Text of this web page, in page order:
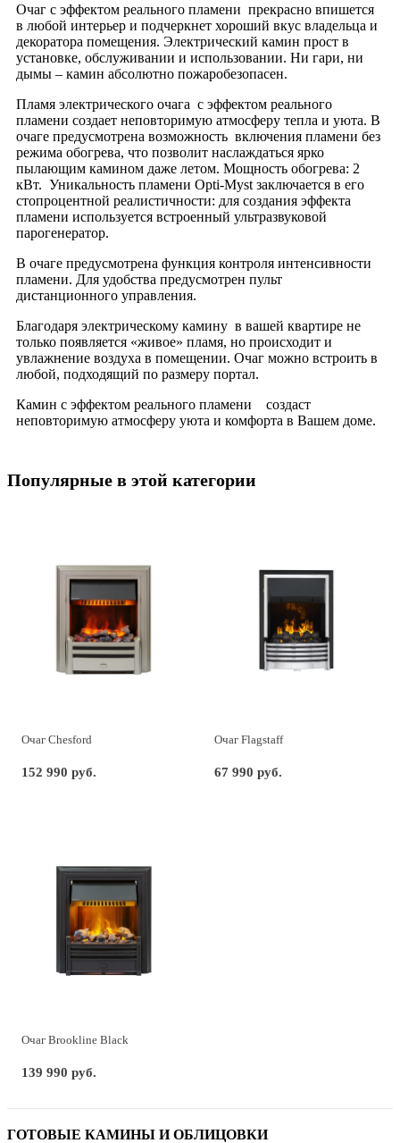
Очаг с эффектом реального пламени прекрасно впишется
в любой интерьер и подчеркнет хороший вкус владельца и
декоратора помещения. Электрический камин прост в
установке, обслуживании и использовании. Ни гари, ни
дымы – камин абсолютно пожаробезопасен.
Пламя электрического очага с эффектом реального
пламени создает неповторимую атмосферу тепла и уюта. В
очаге предусмотрена возможность включения пламени без
режима обогрева, что позволит наслаждаться ярко
пылающим камином даже летом. Мощность обогрева: 2
кВт. Уникальность пламени Opti-Myst заключается в его
стопроцентной реалистичности: для создания эффекта
пламени используется встроенный ультразвуковой
парогенератор.
В очаге предусмотрена функция контроля интенсивности
пламени. Для удобства предусмотрен пульт
дистанционного управления.
Благодаря электрическому камину в вашей квартире не
только появляется «живое» пламя, но происходит и
увлажнение воздуха в помещении. Очаг можно встроить в
любой, подходящий по размеру портал.
Камин с эффектом реального пламени создаст
неповторимую атмосферу уюта и комфорта в Вашем доме.
Популярные в этой категории
Очаг Chesford
152 990 руб.
Очаг Flagstaff
67 990 руб.
Очаг Brookline Black
139 990 руб.
ГОТОВЫЕ КАМИНЫ И ОБЛИЦОВКИ